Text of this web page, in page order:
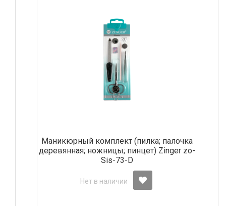
Маникюрный комплект (пилка; палочка
деревянная; ножницы; пинцет) Zinger zo-
Sis-73-D
Нет в наличии